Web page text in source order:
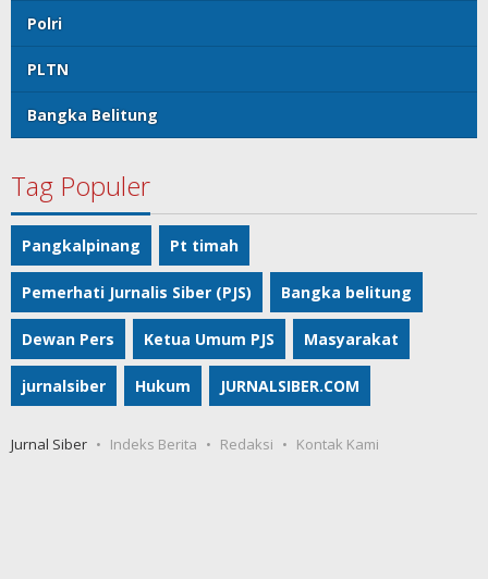
Polri
PLTN
Bangka Belitung
Tag Populer
Pangkalpinang Pt timah
Pemerhati Jurnalis Siber (PJS) Bangka belitung
Dewan Pers Ketua Umum PJS Masyarakat
jurnalsiber Hukum JURNALSIBER.COM
Jurnal Siber Indeks Berita Redaksi Kontak Kami